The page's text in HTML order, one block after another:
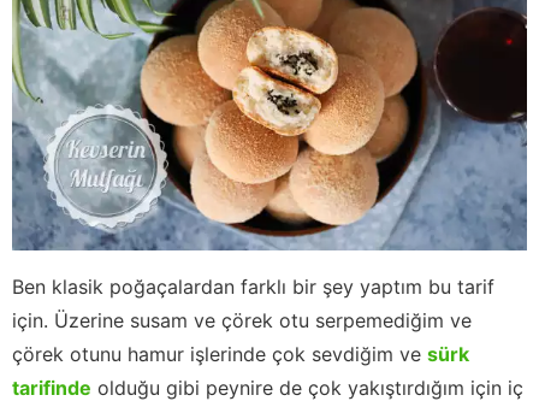
Ben klasik poğaçalardan farklı bir şey yaptım bu tarif
için. Üzerine susam ve çörek otu serpemediğim ve
çörek otunu hamur işlerinde çok sevdiğim ve sürk
tarifinde olduğu gibi peynire de çok yakıştırdığım için iç